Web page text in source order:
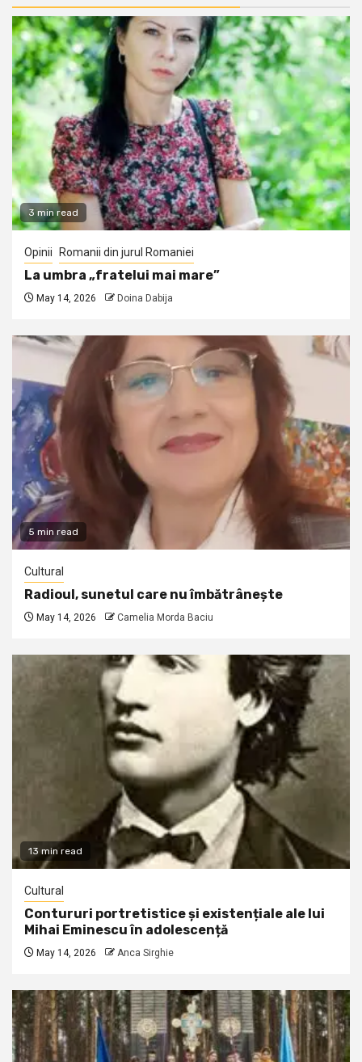
3 min read
Opinii Romanii din jurul Romaniei
La umbra „fratelui mai mare”
May 14, 2026 Doina Dabija
5 min read
Cultural
Radioul, sunetul care nu îmbătrânește
May 14, 2026 Camelia Morda Baciu
13 min read
Cultural
Contururi portretistice și existențiale ale lui
Mihai Eminescu în adolescență
May 14, 2026 Anca Sirghie